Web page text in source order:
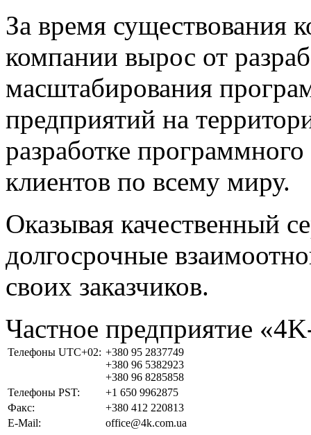
За время существования
компании вырос от
масштабирования
предприятий на
разработке
клиентов по всему миру.
Оказывая качественный
долгосрочные
своих заказчиков.
Частное предприятие
Телефоны UTC+02: +380 95 2837749
+380 96 5382923
+380 96 8285858
Телефоны PST:
+1 650 9962875
Факс:
+380 412 220813
E-Mail:
office@4k.com.ua